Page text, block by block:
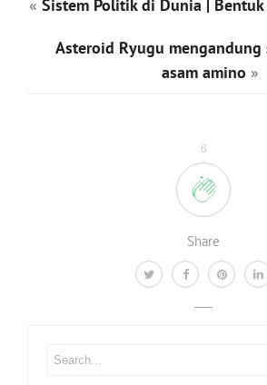
6
Share
« Sistem Politik di Dunia | Bentuk
Asteroid Ryugu
asam amino »